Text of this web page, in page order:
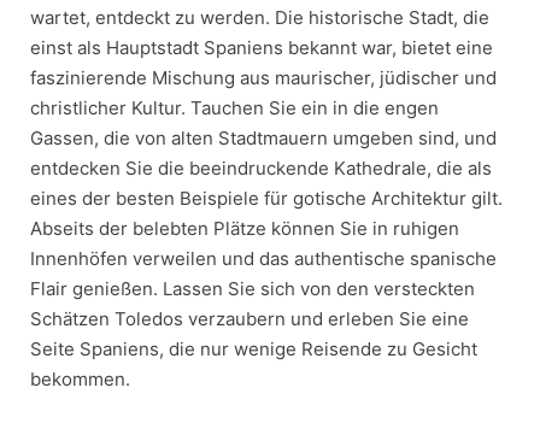
wartet, entdeckt zu werden. Die historische Stadt, die
einst als Hauptstadt Spaniens bekannt war, bietet eine
faszinierende Mischung aus maurischer, jüdischer und
christlicher Kultur. Tauchen Sie ein in die engen
Gassen, die von alten Stadtmauern umgeben sind, und
entdecken Sie die beeindruckende Kathedrale, die als
eines der besten Beispiele für gotische Architektur gilt.
Abseits der belebten Plätze können Sie in ruhigen
Innenhöfen verweilen und das authentische spanische
Flair genießen. Lassen Sie sich von den versteckten
Schätzen Toledos verzaubern und erleben Sie eine
Seite Spaniens, die nur wenige Reisende zu Gesicht
bekommen.